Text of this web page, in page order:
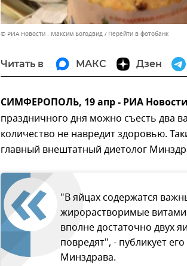
© РИА Новости . Максим Богодвид Перейти в фотобанк
Читать в МАКС Дзен
СИМФЕРОПОЛЬ, 19 апр - РИА
праздничного дня можно съесть два
количество не навредит здоровью.
главный внештатный диетолог
"В яйцах содержатся
жирорастворимые
вполне достаточно двух
повредят", - публикует
Минздрава.